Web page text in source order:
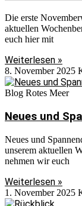
Die erste
aktuellen
euch hier mit
Weiterlesen »
8. November 2025
Blog Rotes Meer
Neues und
Neues und
unserem aktuellen
nehmen wir euch
Weiterlesen »
1. November 2025